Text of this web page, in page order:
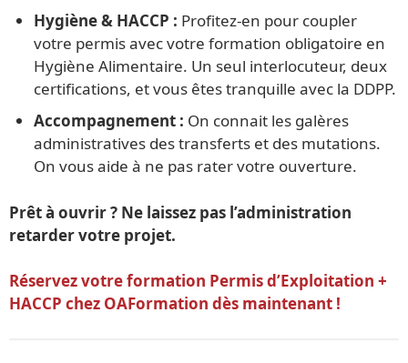
Hygiène & HACCP : Profitez-en pour coupler
votre permis avec votre formation obligatoire en
Hygiène Alimentaire. Un seul interlocuteur, deux
certifications, et vous êtes tranquille avec la DDPP.
Accompagnement : On connait les galères
administratives des transferts et des mutations.
On vous aide à ne pas rater votre ouverture.
Prêt à ouvrir ? Ne laissez pas l’administration
retarder votre projet.
Réservez votre formation Permis d’Exploitation +
HACCP chez OAFormation dès maintenant !